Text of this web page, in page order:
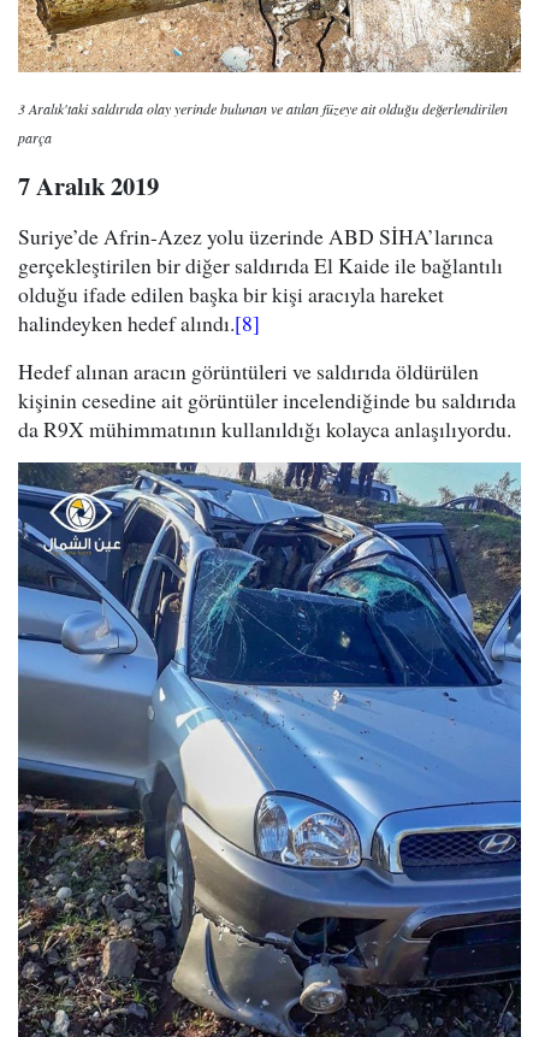
3 Aralık'taki saldırıda olay yerinde bulunan ve atılan füzeye ait olduğu değerlendirilen
parça
7 Aralık 2019
Suriye’de Afrin-Azez yolu üzerinde ABD SİHA’larınca
gerçekleştirilen bir diğer saldırıda El Kaide ile bağlantılı
olduğu ifade edilen başka bir kişi aracıyla hareket
halindeyken hedef alındı.[8]
Hedef alınan aracın görüntüleri ve saldırıda öldürülen
kişinin cesedine ait görüntüler incelendiğinde bu saldırıda
da R9X mühimmatının kullanıldığı kolayca anlaşılıyordu.